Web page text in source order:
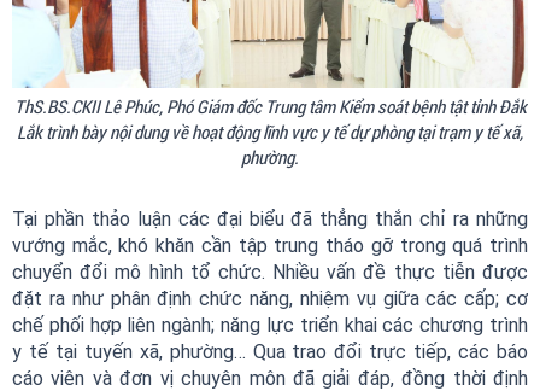
ThS.BS.CKII Lê Phúc, Phó Giám đốc Trung tâm Kiểm soát bệnh tật tỉnh Đắk
Lắk trình bày nội dung về hoạt động lĩnh vực y tế dự phòng tại trạm y tế xã,
phường.
Tại phần thảo luận các đại biểu đã thẳng thắn chỉ ra những
vướng mắc, khó khăn cần tập trung tháo gỡ trong quá trình
chuyển đổi mô hình tổ chức. Nhiều vấn đề thực tiễn được
đặt ra như phân định chức năng, nhiệm vụ giữa các cấp; cơ
chế phối hợp liên ngành; năng lực triển khai các chương trình
y tế tại tuyến xã, phường… Qua trao đổi trực tiếp, các báo
cáo viên và đơn vị chuyên môn đã giải đáp, đồng thời định